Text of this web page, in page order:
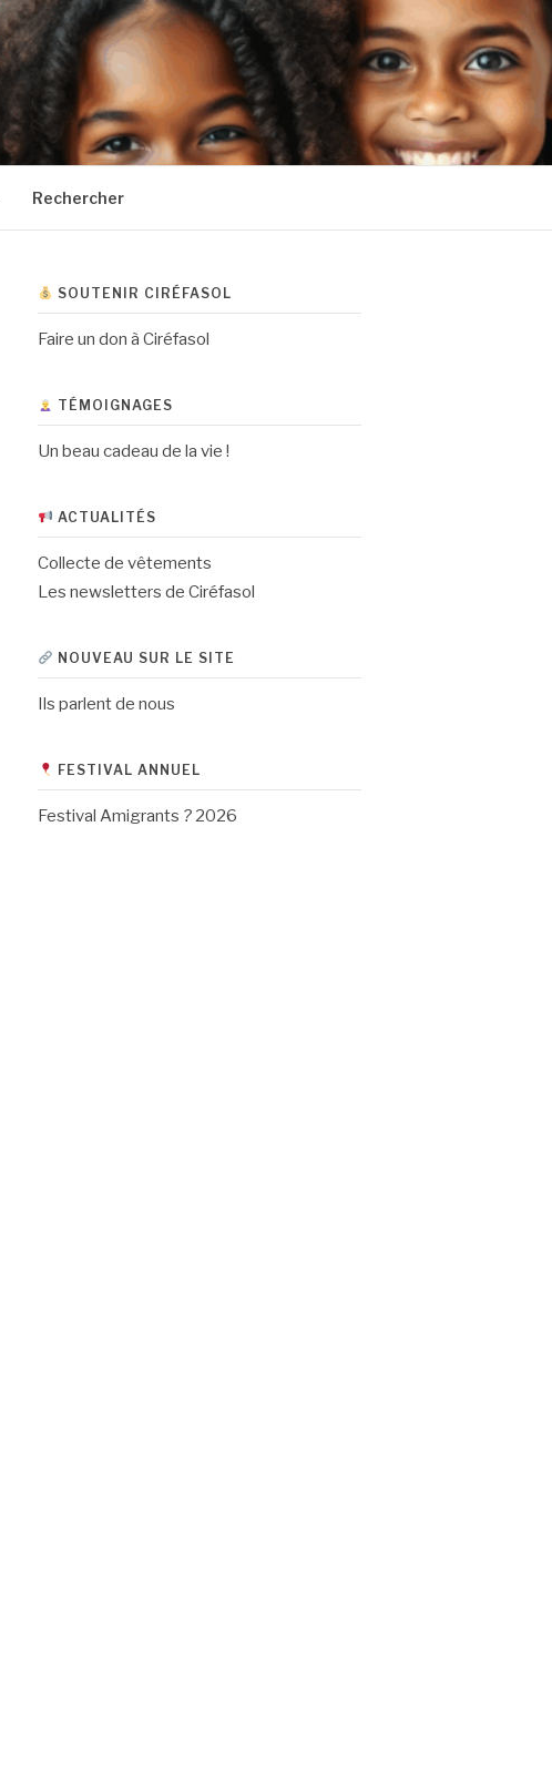
Rechercher
SOUTENIR CIRÉFASOL
Faire un don à Ciréfasol
TÉMOIGNAGES
Un beau cadeau de la vie !
ACTUALITÉS
Collecte de vêtements
Les newsletters de Ciréfasol
NOUVEAU SUR LE SITE
Ils parlent de nous
FESTIVAL ANNUEL
Festival Amigrants ? 2026